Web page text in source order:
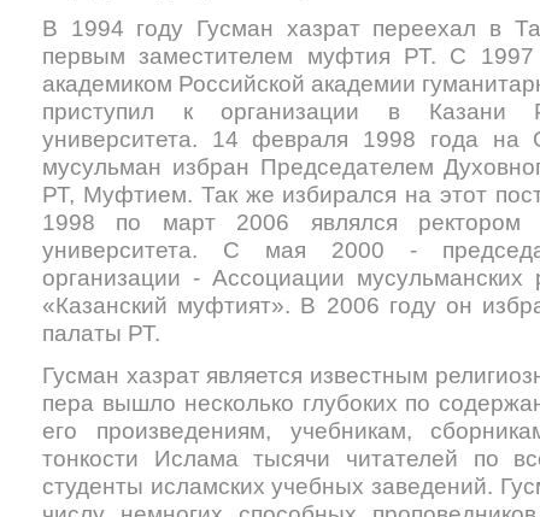
В 1994 году Гусман хазрат переехал в
первым заместителем муфтия РТ. С 1997
академиком Российской академии
приступил к организации в Казани
университета. 14 февраля 1998 года на
мусульман избран Председателем
РТ, Муфтием. Так же избирался на этот
1998 по март 2006 являлся ректором
университета. С мая 2000 -
организации - Ассоциации мусульманских
«Казанский муфтият». В 2006 году он
палаты РТ.
Гусман хазрат является известным
пера вышло несколько глубоких по
его произведениям, учебникам,
тонкости Ислама тысячи читателей по
студенты исламских учебных заведений.